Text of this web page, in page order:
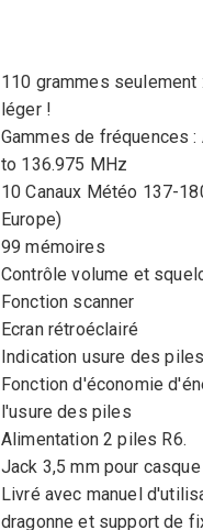
110 grammes seulement
léger !
Gammes de fréquences
to 136.975 MHz
10 Canaux Météo 137-
Europe)
99 mémoires
Contrôle volume et
Fonction scanner
Ecran rétroéclairé
Indication usure des piles
Fonction d'économie
l'usure des piles
Alimentation 2 piles R6.
Jack 3,5 mm pour
Livré avec manuel
dragonne et support de